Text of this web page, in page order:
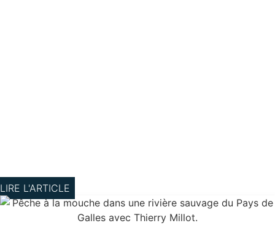
LIRE L'ARTICLE